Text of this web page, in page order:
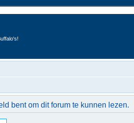
bent om dit forum te kunnen lezen.